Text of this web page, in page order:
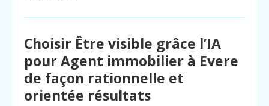
Choisir Être visible grâce l’IA
pour Agent immobilier à Evere
de façon rationnelle et
orientée résultats